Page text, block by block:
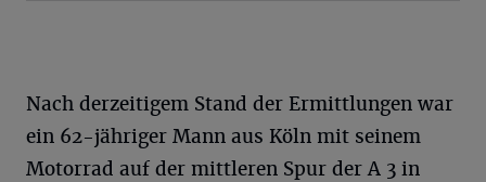
Nach derzeitigem Stand der Ermittlungen war
ein 62-jähriger Mann aus Köln mit seinem
Motorrad auf der mittleren Spur der A 3 in